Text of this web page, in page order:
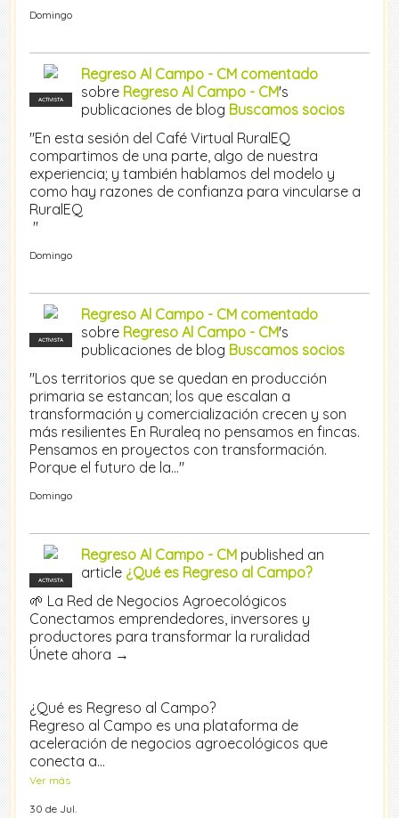
Domingo
ACTIVISTA
Regreso Al Campo - CM comentado
sobre Regreso Al Campo - CM's
publicaciones de blog Buscamos socios
"En esta sesión del Café Virtual RuralEQ
compartimos de una parte, algo de nuestra
experiencia; y también hablamos del modelo y
como hay razones de confianza para vincularse a
RuralEQ
"
Domingo
ACTIVISTA
Regreso Al Campo - CM comentado
sobre Regreso Al Campo - CM's
publicaciones de blog Buscamos socios
"Los territorios que se quedan en producción
primaria se estancan; los que escalan a
transformación y comercialización crecen y son
más resilientes En Ruraleq no pensamos en fincas.
Pensamos en proyectos con transformación.
Porque el futuro de la…"
Domingo
ACTIVISTA
Regreso Al Campo - CM published an
article ¿Qué es Regreso al Campo?
🌱 La Red de Negocios Agroecológicos
Conectamos emprendedores, inversores y
productores para transformar la ruralidad
Únete ahora →
¿Qué es Regreso al Campo?
Regreso al Campo es una plataforma de
aceleración de negocios agroecológicos que
conecta a…
Ver más
30 de Jul.